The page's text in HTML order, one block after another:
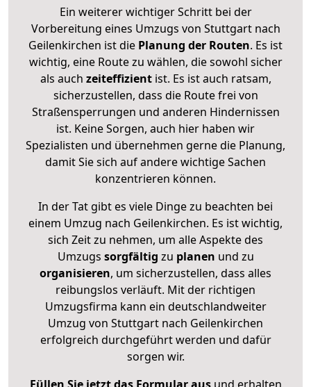
Ein weiterer wichtiger Schritt bei der
Vorbereitung eines Umzugs von Stuttgart nach
Geilenkirchen ist die Planung der Routen. Es ist
wichtig, eine Route zu wählen, die sowohl sicher
als auch zeiteffizientist. Es ist auch ratsam,
sicherzustellen, dass die Route frei von
Straßensperrungen und anderen Hindernissen
ist. Keine Sorgen, auch hier haben wir
Spezialisten und übernehmen gerne die Planung,
damit Sie sich auf andere wichtige Sachen
konzentrieren können.
In der Tat gibt es viele Dinge zu beachten bei
einem Umzug nach Geilenkirchen. Es ist wichtig,
sich Zeit zu nehmen, um alle Aspekte des
Umzugs sorgfältig zu planen und zu
organisieren, um sicherzustellen, dass alles
reibungslos verläuft. Mit der richtigen
Umzugsfirma kann ein deutschlandweiter
Umzug von Stuttgart nach Geilenkirchen
erfolgreich durchgeführt werden und dafür
sorgen wir.